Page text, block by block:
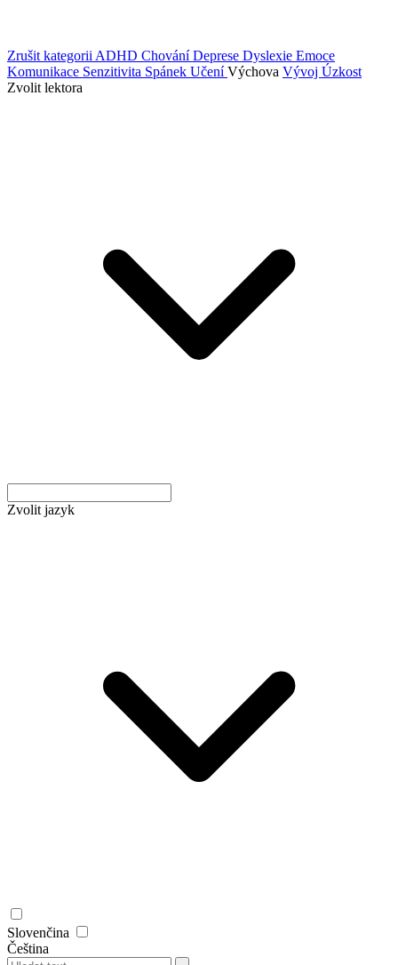
Zrušit kategorii ADHD ChováníDeprese Dyslexie Emoce
Komunikace Senzitivita Spánek UčeníVýchova Vývoj Úzkost
Zvolit lektora
Zvolit jazyk
Slovenčina
Čeština